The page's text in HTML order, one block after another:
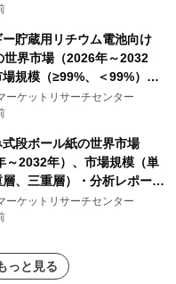
レポートを発表
ー貯蔵用リチウム電池向け
界市場（2026年～2032
規模（≥99%、＜99%）・
トを発表
ーケットリサーチセンター
段ボール紙の世界市場
～2032年）、市場規模（単
、三重層）・分析レポート
ーケットリサーチセンター
っと見る